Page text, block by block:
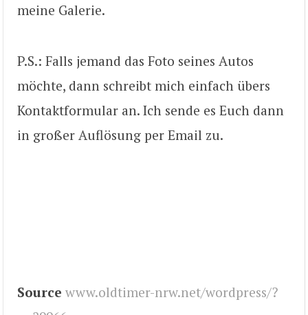
meine Galerie.
P.S.: Falls jemand das Foto seines Autos
möchte, dann schreibt mich einfach übers
Kontaktformular an. Ich sende es Euch dann
in großer Auflösung per Email zu.
Source www.oldtimer-nrw.net/wordpress/?